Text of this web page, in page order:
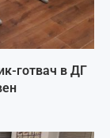
готвач в ДГ